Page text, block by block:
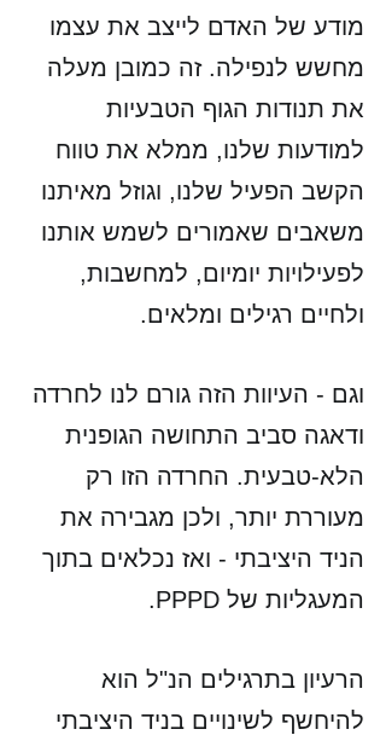
מודע של האדם לייצב את עצמו
מחשש לנפילה. זה כמובן מעלה
את תנודות הגוף הטבעיות
למודעות שלנו, ממלא את טווח
הקשב הפעיל שלנו, וגוזל מאיתנו
משאבים שאמורים לשמש אותנו
לפעילויות יומיום, למחשבות,
ולחיים רגילים ומלאים.
וגם - העיוות הזה גורם לנו לחרדה
ודאגה סביב התחושה הגופנית
הלא-טבעית. החרדה הזו רק
מעוררת יותר, ולכן מגבירה את
הניד היציבתי - ואז נכלאים בתוך
המעגליות של PPPD.
הרעיון בתרגילים הנ"ל הוא
להיחשף לשינויים בניד היציבתי